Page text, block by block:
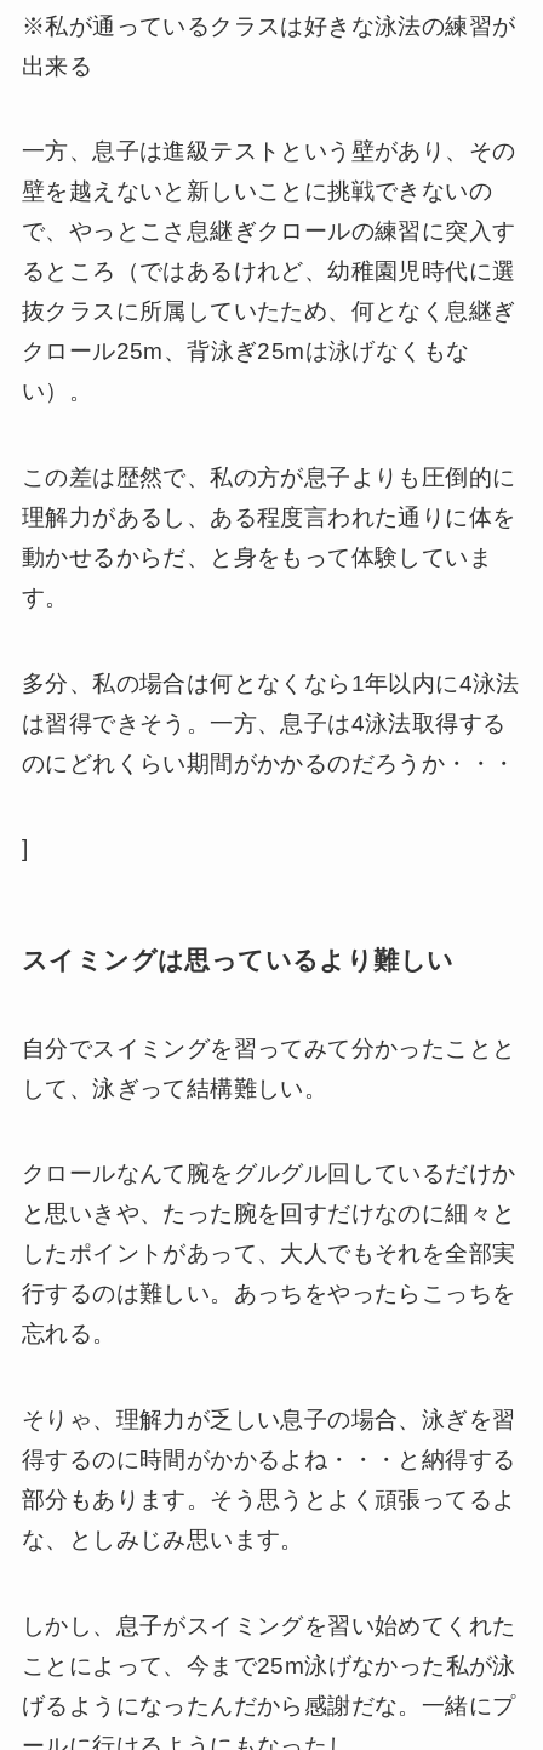
※私が通っているクラスは好きな泳法の練習が
出来る
一方、息子は進級テストという壁があり、その
壁を越えないと新しいことに挑戦できないの
で、やっとこさ息継ぎクロールの練習に突入す
るところ（ではあるけれど、幼稚園児時代に選
抜クラスに所属していたため、何となく息継ぎ
クロール25m、背泳ぎ25mは泳げなくもな
い）。
この差は歴然で、私の方が息子よりも圧倒的に
理解力があるし、ある程度言われた通りに体を
動かせるからだ、と身をもって体験していま
す。
多分、私の場合は何となくなら1年以内に4泳法
は習得できそう。一方、息子は4泳法取得する
のにどれくらい期間がかかるのだろうか・・・
]
スイミングは思っているより難しい
自分でスイミングを習ってみて分かったことと
して、泳ぎって結構難しい。
クロールなんて腕をグルグル回しているだけか
と思いきや、たった腕を回すだけなのに細々と
したポイントがあって、大人でもそれを全部実
行するのは難しい。あっちをやったらこっちを
忘れる。
そりゃ、理解力が乏しい息子の場合、泳ぎを習
得するのに時間がかかるよね・・・と納得する
部分もあります。そう思うとよく頑張ってるよ
な、としみじみ思います。
しかし、息子がスイミングを習い始めてくれた
ことによって、今まで25m泳げなかった私が泳
げるようになったんだから感謝だな。一緒にプ